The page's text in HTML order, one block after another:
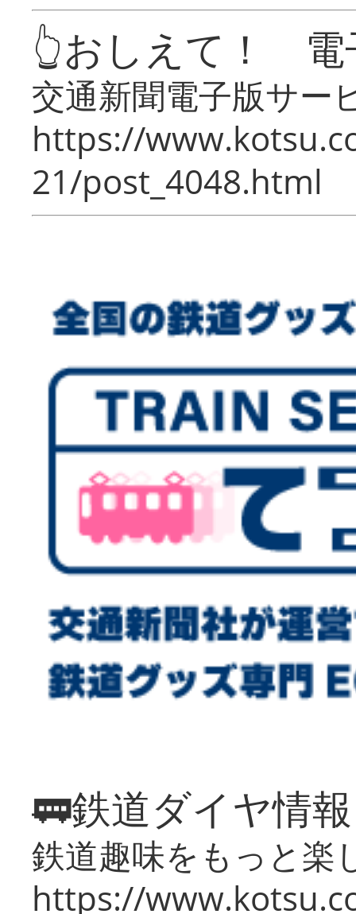
👆おしえて！ 電
交通新聞電子版サー
https://
21/post_4048.html
🚃鉄道ダイヤ情
鉄道趣味をもっと楽
https://